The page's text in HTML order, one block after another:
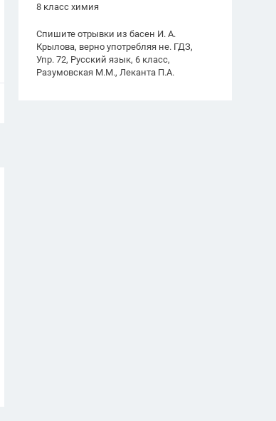
8 класс химия
Спишите отрывки из басен И. А.
Крылова, верно употребляя не. ГДЗ,
Упр. 72, Русский язык, 6 класс,
Разумовская М.М., Леканта П.А.